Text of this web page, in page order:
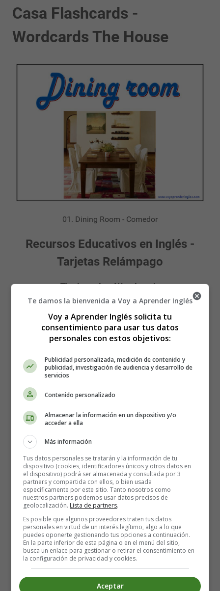
Casa Flashcards -
Wordcards The House
01. Dining Room - Comedor
Recursos Educativos en Inglés -
Tarjetas Relámpago
Flashcards - Wordcards
02. Study - Despacho
Te damos la bienvenida a Voy a Aprender Inglés
Voy a Aprender Inglés solicita tu
consentimiento para usar tus datos
personales con estos objetivos:
Publicidad personalizada, medición de contenido y
publicidad, investigación de audiencia y desarrollo de
servicios
Contenido personalizado
Almacenar la información en un dispositivo y/o
acceder a ella
Más información
Tus datos personales se tratarán y la información de tu
dispositivo (cookies, identificadores únicos y otros datos en
el dispositivo) podrá ser almacenada y consultada por 3
partners y compartida con ellos, o bien usada
específicamente por este sitio. Tanto nosotros como
nuestros partners podemos usar datos precisos de
geolocalización. Lista de partners.
Es posible que algunos proveedores traten tus datos
personales en virtud de un interés legítimo, algo a lo que
puedes oponerte gestionando tus opciones a continuación.
En la parte inferior de esta página o en el menú del sitio,
busca un enlace para gestionar o retirar el consentimiento en
la configuración de privacidad y cookies.
Aceptar